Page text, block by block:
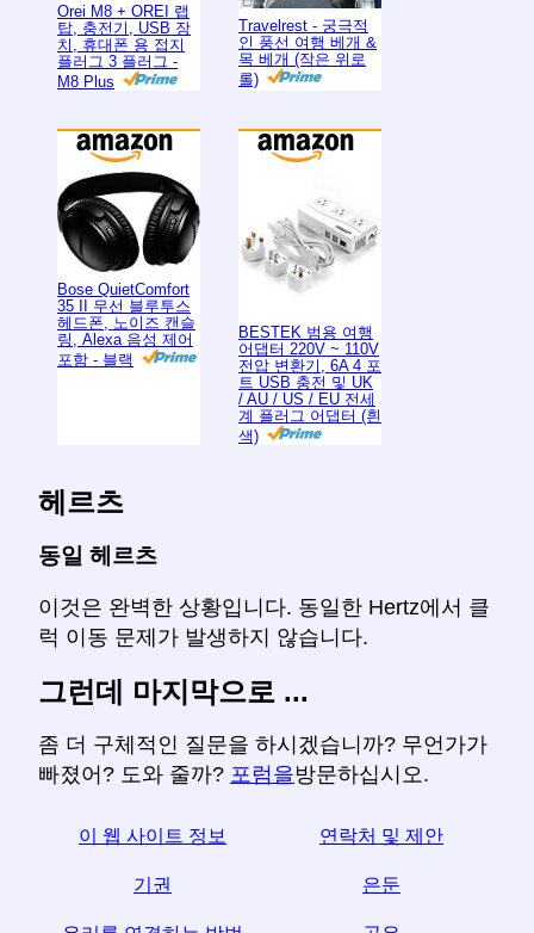
Orei M8 + OREI 랩
탑, 충전기, USB 장
치, 휴대폰 용 접지
플러그 3 플러그 -
M8 Plus
Travelrest - 궁극적
인 풍선 여행 베개 &
목 베개 (작은 위로
롤)
Bose QuietComfort
35 II 무선 블루투스
헤드폰, 노이즈 캔슬
링, Alexa 음성 제어
포함 - 블랙
BESTEK 범용 여행
어댑터 220V ~ 110V
전압 변환기, 6A 4 포
트 USB 충전 및 UK
/ AU / US / EU 전세
계 플러그 어댑터 (흰
색)
헤르츠
동일 헤르츠
이것은 완벽한 상황입니다. 동일한 Hertz에서 클
럭 이동 문제가 발생하지 않습니다.
그런데 마지막으로 ...
좀 더 구체적인 질문을 하시겠습니까? 무언가가
빠졌어? 도와 줄까? 포럼을방문하십시오.
이 웹 사이트 정보 연락처 및 제안
기권 은둔